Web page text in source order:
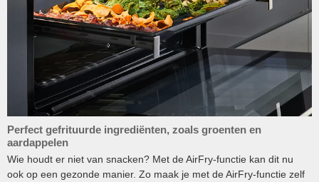
Perfect gefrituurde ingrediënten, zoals groenten en
aardappelen
Wie houdt er niet van snacken? Met de AirFry-functie kan dit nu
ook op een gezonde manier. Zo maak je met de AirFry-functie zelf